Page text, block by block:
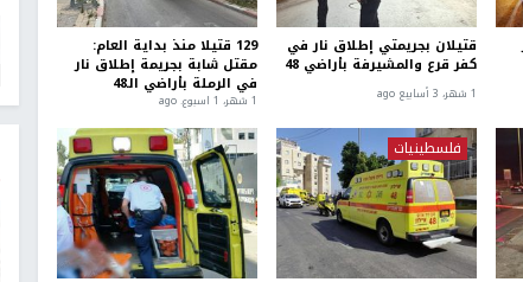
قتيلان بجريمتي إطلاق نار في
كفر قرع والمشيرفة بأراضي 48
1 شهر، 3 أسابيع ago
129 قتيلا منذ بداية العام:
مقتل شابة بجريمة إطلاق نار
في الرملة بأراضي الـ48
1 شهر، 1 اسبوع. ago
فلسطينيات